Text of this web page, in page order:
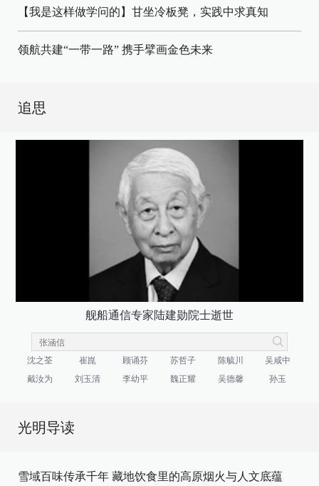
【我是这样做学问的】甘坐冷板凳，实践中求真知
领航共建“一带一路” 携手擘画金色未来
追思
舰船通信专家陆建勋院士逝世
沈之荃 崔崑 顾诵芬 苏哲子 陈毓川
吴咸中
戴汝为
刘玉清 李幼平 魏正耀 吴德馨 孙玉
光明导读
雪域百味传承千年 藏地饮食里的高原烟火与人文底蕴